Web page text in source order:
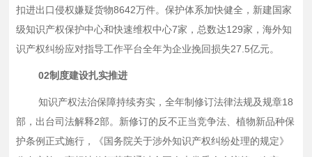
扣进出口侵权嫌疑货物8642万件。保护体系加快健全，新建国家
级知识产权保护中心和快速维权中心7家，总数达129家，海外知
识产权纠纷应对指导工作平台全年为企业挽回损失27.5亿元。
02制度建设扎实推进
知识产权法治保障持续夯实，全年制修订法律法规及规章18
部，出台司法解释2部。新修订的反不正当竞争法、植物新品种保
护条例正式施行，《国务院关于涉外知识产权纠纷处理的规定》